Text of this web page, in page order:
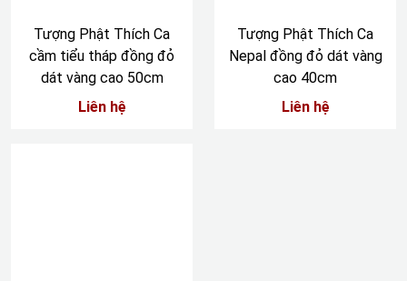
Tượng Phật Thích Ca
cầm tiểu tháp đồng đỏ
dát vàng cao 50cm
Liên hệ
Tượng Phật Thích Ca
Nepal đồng đỏ dát vàng
cao 40cm
Liên hệ